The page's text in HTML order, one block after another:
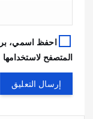
احفظ اسمي،
المتصفح